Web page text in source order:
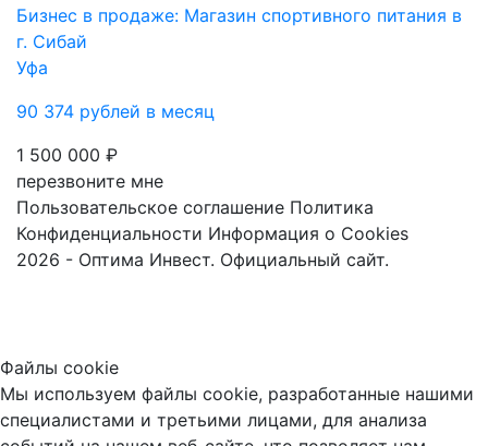
Бизнес в продаже: Магазин спортивного питания в
г. Сибай
Уфа
90 374 рублей в месяц
1 500 000 ₽
перезвоните мне
Пользовательское соглашение Политика
Конфиденциальности Информация о Cookies
2026 - Оптима Инвест. Официальный сайт.
Файлы cookie
Мы используем файлы cookie, разработанные нашими
специалистами и третьими лицами, для анализа